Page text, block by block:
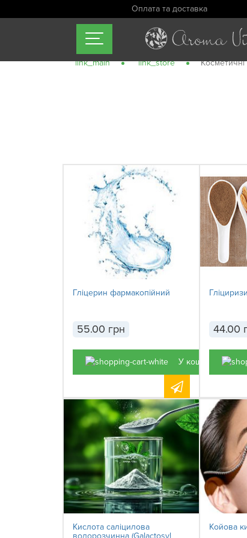
Оплата та доставка
link_main link_store Косметичні
Гліцерин фармакопійний
55.00 грн
У кошик
44.00
Кислота саліцилова
водорозчинна (Galactosyl
Койова